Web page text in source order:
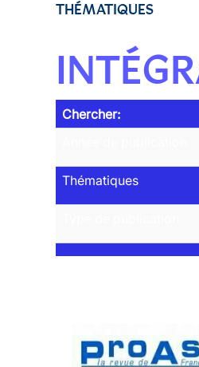
THÉMATIQUES
Chercher:
Thématiques